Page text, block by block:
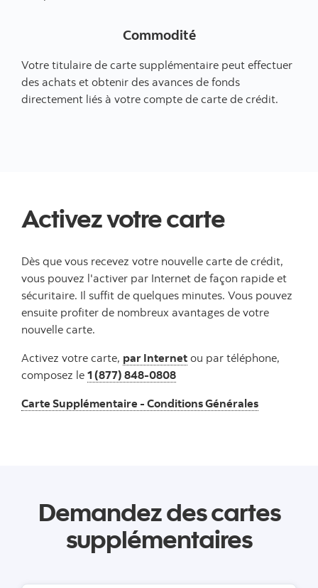
Commodité
Votre titulaire de carte supplémentaire peut effectuer
des achats et obtenir des avances de fonds
directement liés à votre compte de carte de crédit.
Activez votre carte
Dès que vous recevez votre nouvelle carte de crédit,
vous pouvez l'activer par Internet de façon rapide et
sécuritaire. Il suffit de quelques minutes. Vous pouvez
ensuite profiter de nombreux avantages de votre
nouvelle carte.
Activez votre carte, par Internet ou par téléphone,
composez le 1 (877) 848-0808
Carte Supplémentaire - Conditions Générales
Demandez des cartes
supplémentaires